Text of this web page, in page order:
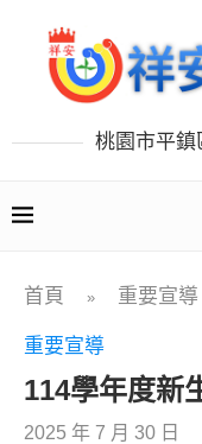
桃園市平鎮
首頁 » 重要宣導
重要宣導
114學年度新
2025 年 7 月 30 日